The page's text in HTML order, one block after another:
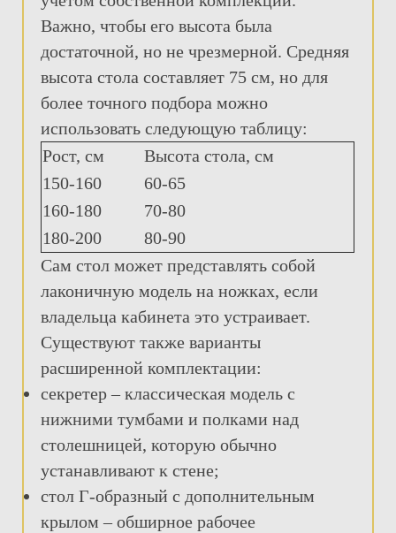
Важно, чтобы его высота была
достаточной, но не чрезмерной. Средняя
высота стола составляет 75 см, но для
более точного подбора можно
использовать следующую таблицу:
Рост, см
Высота стола, см
150-160
60-65
160-180
70-80
180-200
80-90
Сам стол может представлять собой
лаконичную модель на ножках, если
владельца кабинета это устраивает.
Существуют также варианты
расширенной комплектации:
секретер – классическая модель с
нижними тумбами и полками над
столешницей, которую обычно
устанавливают к стене;
стол Г-образный с дополнительным
крылом – обширное рабочее